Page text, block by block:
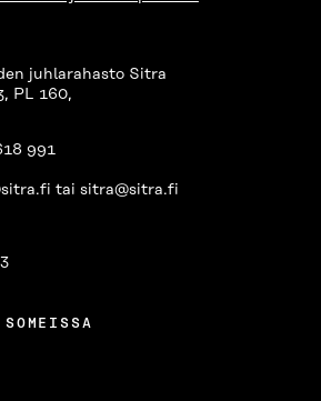
juhlarahasto Sitra
PL 160,
991
tai sitra@sitra.fi